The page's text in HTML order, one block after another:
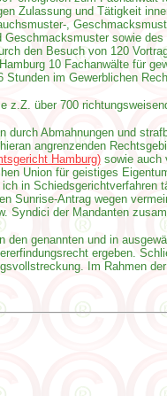
Zulassung und Tätigkeit
,
sowie
den Besuch von 120
10 Fachanwälte für
im Gewerblichen
z.Z. über 700
Abmahnungen und
angrenzenden
Hamburg)sowie auch
Union für geistiges
in
Sunrise-Antrag wegen
Syndici der Mandanten
genannten und in
ergeben.
Im Rahmen